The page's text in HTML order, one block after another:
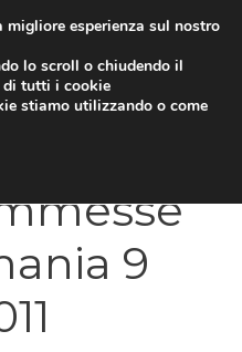
9
esperienza sul nostro
lo scroll o chiudendo il
di tutti i cookie
stiamo utilizzando o come